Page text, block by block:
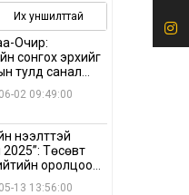
Их уншилттай
Очир:
сонгох эрхийг
тулд санал
хэлбэр
02 09:49:00
нээлттэй
Төсөвт
оролцоо
13 13:56:00